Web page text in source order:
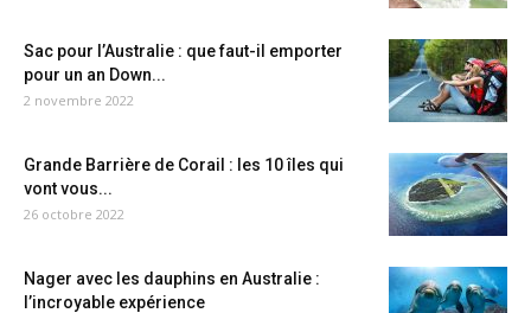
Sac pour l’Australie : que faut-il emporter
pour un an Down...
2 novembre 2022
Grande Barrière de Corail : les 10 îles qui
vont vous...
26 octobre 2022
Nager avec les dauphins en Australie :
l’incroyable expérience